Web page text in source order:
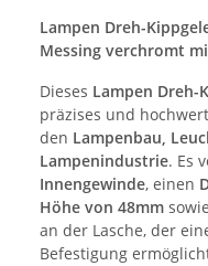
Lampen Dreh-
Messing verchromt
Dieses Lampen Dreh-
präzises und
den Lampenbau,
Lampenindustrie. Es
Innengewinde, einen
Höhe von 48mm
an der Lasche, der
Befestigung